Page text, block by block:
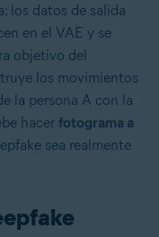
los datos de salida
en el VAE y se
objetivo del
los movimientos
la persona A con la
hacer fotograma a
sea realmente